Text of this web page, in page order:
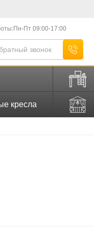
Пн-Пт 09:00-17:00
кресла